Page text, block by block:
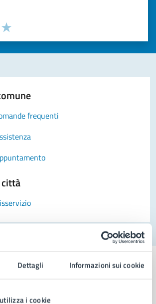
Dettagli Informazioni sui cookie
i cookie
delle informazioni (da 1 a 5 stelle)
di stelle per valutare la chiarezza delle
Valuta 5 stelle su 5
4 stelle su 5
stelle su 5
su 5
5
frequenti
di Napoli